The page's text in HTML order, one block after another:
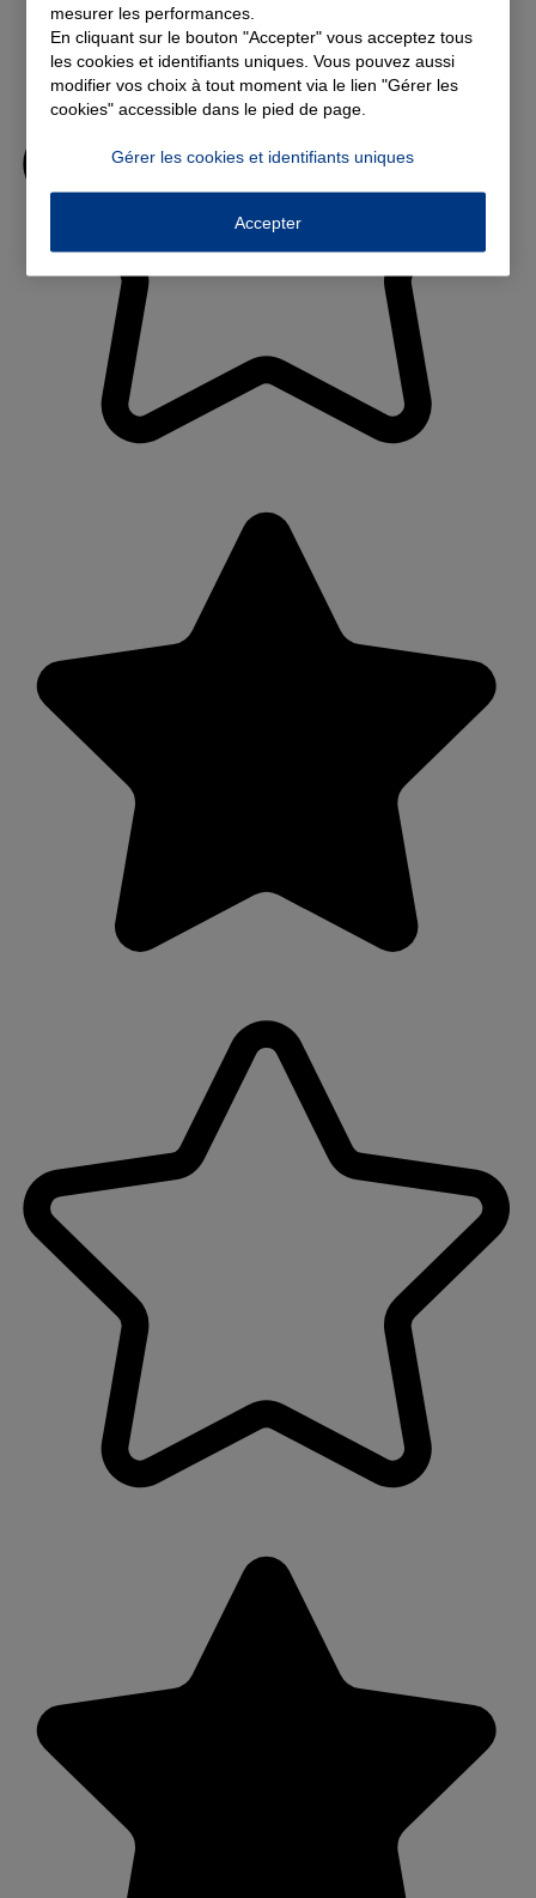
mesurer les performances.
En cliquant sur le bouton "Accepter" vous acceptez tous
les cookies et identifiants uniques. Vous pouvez aussi
modifier vos choix à tout moment via le lien "Gérer les
cookies" accessible dans le pied de page.
Gérer les cookies et identifiants uniques
Accepter